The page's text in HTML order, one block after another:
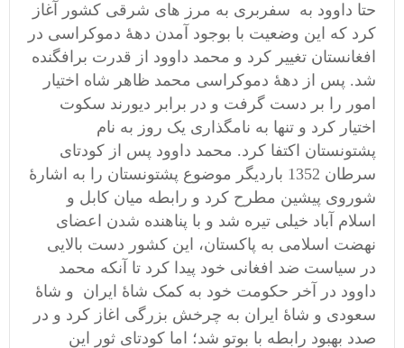
حتا داوود به سفربری به مرز های شرقی کشور آغاز
کرد که این وضعیت با بوجود آمدن دهۀ دموکراسی در
افغانستان تغییر کرد و محمد داوود از قدرت برافگنده
شد. پس از دهۀ دموکراسی محمد ظاهر شاه اختیار
امور را بر دست گرفت و در برابر دیورند سکوت
اختیار کرد و تنها به نامگذاری یک روز به نام
پشتونستان اکتفا کرد. محمد داوود پس از کودتای
سرطان 1352 باردیگر موضوع پشتونستان را به اشارۀ
شوروی پیشین مطرح کرد و رابطه میان کابل و
اسلام آباد خیلی تیره شد و با پناهنده شدن اعضای
نهضت اسلامی به پاکستان، این کشور دست بالایی
در سیاست ضد افغانی خود پیدا کرد تا آنکه محمد
داوود در آخر حکومت خود به کمک شاۀ ایران و شاۀ
سعودی و شاۀ ایران به چرخش بزرگی اغاز کرد و در
صدد بهبود رابطه با بوتو شد؛ اما کودتای ثور این